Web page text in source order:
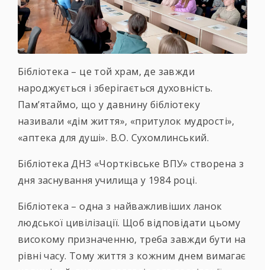
Бібліотека – це той храм, де завжди
народжується і зберігається духовність.
Пам’ятаймо, що у давнину бібліотеку
називали «дім життя», «притулок мудрості»,
«аптека для душі». В.О. Сухомлинський.
Бібліотека ДНЗ «Чортківське ВПУ» створена з
дня заснування училища у 1984 році.
Бібліотека – одна з найважливіших ланок
людської цивілізації. Щоб відповідати цьому
високому призначенню, треба завжди бути на
рівні часу. Тому життя з кожним днем вимагає